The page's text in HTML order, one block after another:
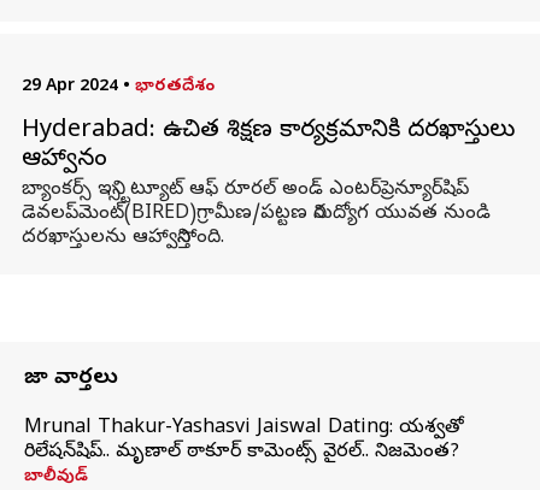
29 Apr 2024 • భారతదేశం
Hyderabad: ఉచిత శిక్షణ కార్యక్రమానికి దరఖాస్తులు
ఆహ్వానం
బ్యాంకర్స్ ఇన్స్టిట్యూట్ ఆఫ్ రూరల్ అండ్ ఎంటర్‌ప్రెన్యూర్‌షిప్
డెవలప్‌మెంట్(BIRED)గ్రామీణ/పట్టణ నిరుద్యోగ యువత నుండి
దరఖాస్తులను ఆహ్వానిస్తోంది.
తాజా వార్తలు
Mrunal Thakur-Yashasvi Jaiswal Dating: యశస్వితో
రిలేషన్‌షిప్.. మృణాల్ ఠాకూర్ కామెంట్స్ వైరల్.. నిజమెంత?
బాలీవుడ్